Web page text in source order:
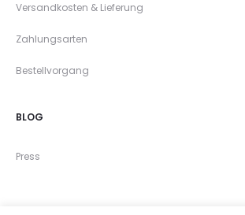
Versandkosten & Lieferung
Zahlungsarten
Bestellvorgang
BLOG
Press